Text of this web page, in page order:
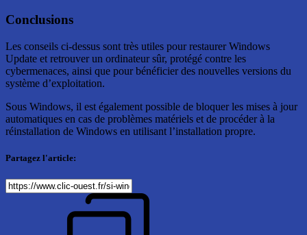
Conclusions
Les conseils ci-dessus sont très utiles pour restaurer Windows
Update et retrouver un ordinateur sûr, protégé contre les
cybermenaces, ainsi que pour bénéficier des nouvelles versions du
système d’exploitation.
Sous Windows, il est également possible de bloquer les mises à jour
automatiques en cas de problèmes matériels et de procéder à la
réinstallation de Windows en utilisant l’installation propre.
Partagez l'article: